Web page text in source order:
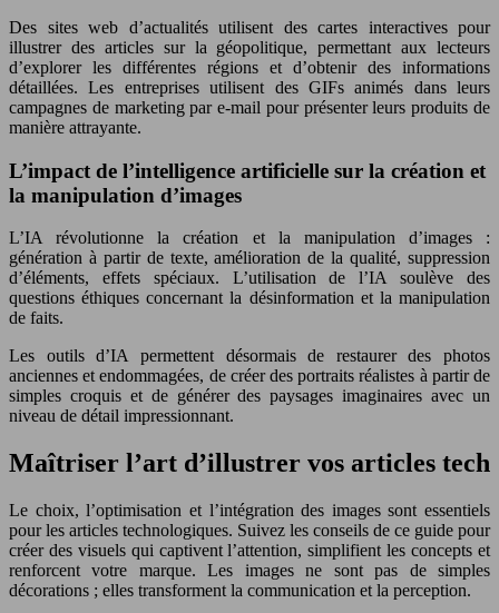
Des sites web d’actualités utilisent des cartes interactives pour
illustrer des articles sur la géopolitique, permettant aux lecteurs
d’explorer les différentes régions et d’obtenir des informations
détaillées. Les entreprises utilisent des GIFs animés dans leurs
campagnes de marketing par e-mail pour présenter leurs produits de
manière attrayante.
L’impact de l’intelligence artificielle sur la création et
la manipulation d’images
L’IA révolutionne la création et la manipulation d’images :
génération à partir de texte, amélioration de la qualité, suppression
d’éléments, effets spéciaux. L’utilisation de l’IA soulève des
questions éthiques concernant la désinformation et la manipulation
de faits.
Les outils d’IA permettent désormais de restaurer des photos
anciennes et endommagées, de créer des portraits réalistes à partir de
simples croquis et de générer des paysages imaginaires avec un
niveau de détail impressionnant.
Maîtriser l’art d’illustrer vos articles tech
Le choix, l’optimisation et l’intégration des images sont essentiels
pour les articles technologiques. Suivez les conseils de ce guide pour
créer des visuels qui captivent l’attention, simplifient les concepts et
renforcent votre marque. Les images ne sont pas de simples
décorations ; elles transforment la communication et la perception.